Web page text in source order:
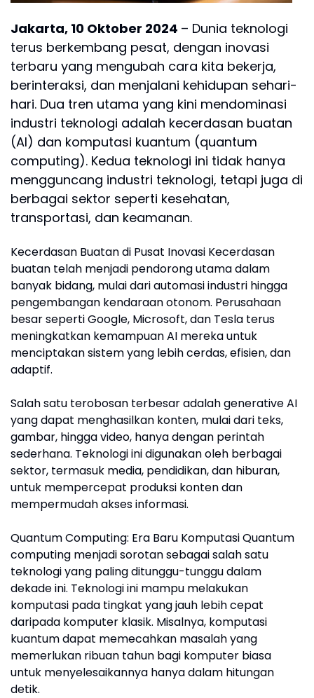
Jakarta, 10 Oktober 2024 – Dunia teknologi
terus berkembang pesat, dengan inovasi
terbaru yang mengubah cara kita bekerja,
berinteraksi, dan menjalani kehidupan sehari-
hari. Dua tren utama yang kini mendominasi
industri teknologi adalah kecerdasan buatan
(AI) dan komputasi kuantum (quantum
computing). Kedua teknologi ini tidak hanya
mengguncang industri teknologi, tetapi juga di
berbagai sektor seperti kesehatan,
transportasi, dan keamanan.
Kecerdasan Buatan di Pusat Inovasi Kecerdasan
buatan telah menjadi pendorong utama dalam
banyak bidang, mulai dari automasi industri hingga
pengembangan kendaraan otonom. Perusahaan
besar seperti Google, Microsoft, dan Tesla terus
meningkatkan kemampuan AI mereka untuk
menciptakan sistem yang lebih cerdas, efisien, dan
adaptif.
Salah satu terobosan terbesar adalah generative AI
yang dapat menghasilkan konten, mulai dari teks,
gambar, hingga video, hanya dengan perintah
sederhana. Teknologi ini digunakan oleh berbagai
sektor, termasuk media, pendidikan, dan hiburan,
untuk mempercepat produksi konten dan
mempermudah akses informasi.
Quantum Computing: Era Baru Komputasi Quantum
computing menjadi sorotan sebagai salah satu
teknologi yang paling ditunggu-tunggu dalam
dekade ini. Teknologi ini mampu melakukan
komputasi pada tingkat yang jauh lebih cepat
daripada komputer klasik. Misalnya, komputasi
kuantum dapat memecahkan masalah yang
memerlukan ribuan tahun bagi komputer biasa
untuk menyelesaikannya hanya dalam hitungan
detik.